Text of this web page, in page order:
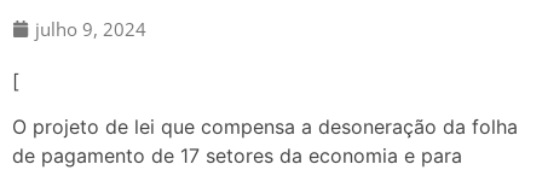
julho 9, 2024
[
O projeto de lei que compensa a desoneração da folha
de pagamento de 17 setores da economia e para